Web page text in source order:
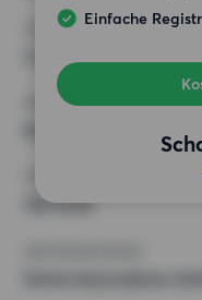
Einfache
ZIMMER
MINDESTANZAHL AN
100 EUR